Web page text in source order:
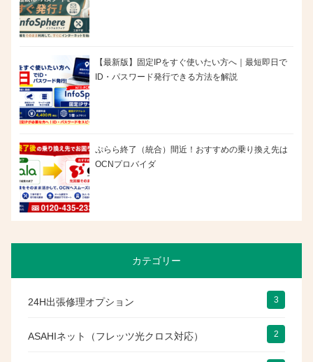
【最新版】固定IPをすぐ使いたい方へ｜最短即日で
ID・パスワード発行できる方法を解説
ぷらら終了（統合）間近！おすすめの乗り換え先は
OCNプロバイダ
カテゴリー
24H出張修理オプション 3
ASAHIネット（フレッツ光クロス対応） 2